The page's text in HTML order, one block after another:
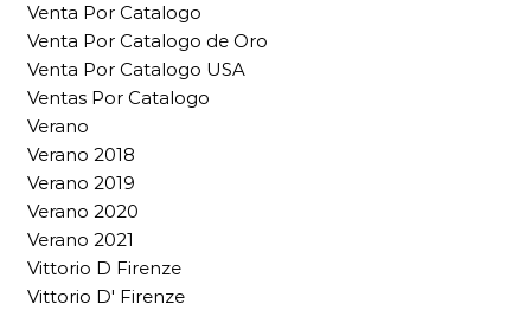
Venta Por Catalogo
Venta Por Catalogo de Oro
Venta Por Catalogo USA
Ventas Por Catalogo
Verano
Verano 2018
Verano 2019
Verano 2020
Verano 2021
Vittorio D Firenze
Vittorio D' Firenze